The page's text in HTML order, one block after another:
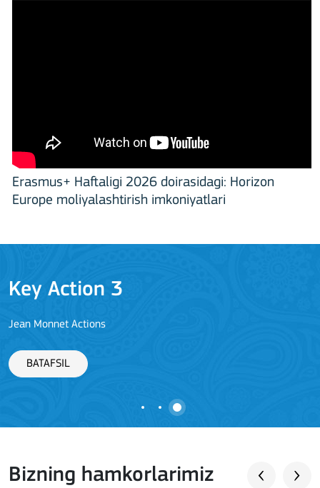
Erasmus+ Haftaligi 2026 doirasidagi: Horizon
Europe moliyalashtirish imkoniyatlari
Key Action 3
Jean Monnet Actions
BATAFSIL
Bizning hamkorlarimiz